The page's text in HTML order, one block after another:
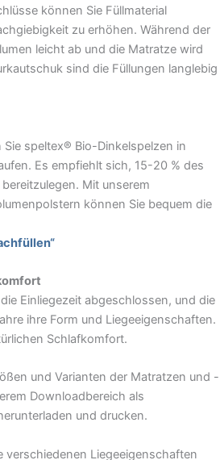
können Sie Füllmaterial
zu erhöhen. Während der
leicht ab und die Matratze wird
sind die Füllungen langlebig
speltex® Bio-Dinkelspelzen in
Es empfiehlt sich, 15-20 % des
Mit unserem
können Sie bequem die
Einliegezeit abgeschlossen, und die
ihre Form und Liegeeigenschaften.
Schlafkomfort.
und Varianten der Matratzen und -
Downloadbereich als
und drucken.
verschiedenen Liegeeigenschaften